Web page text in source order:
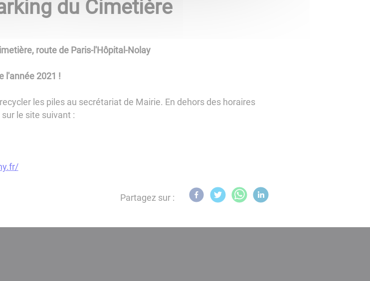
du Cimetière
route de Paris-l'Hôpital-Nolay
l'année 2021 !
les piles au secrétariat de Mairie. En dehors des horaires
le site suivant :
Partagez sur :